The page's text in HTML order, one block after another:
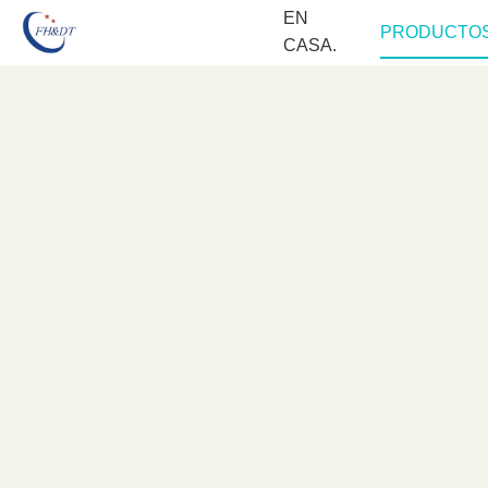
EN
CASA.